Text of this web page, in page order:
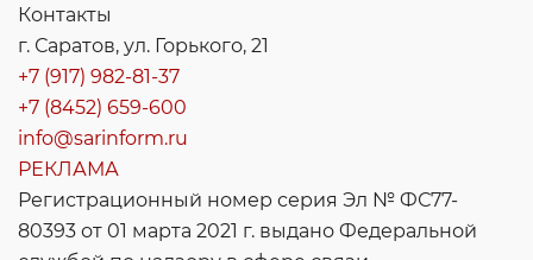
Контакты
г. Саратов, ул. Горького, 21
+7 (917) 982-81-37
+7 (8452) 659-600
info@sarinform.ru
РЕКЛАМА
Регистрационный номер серия Эл № ФС77-
80393 от 01 марта 2021 г. выдано Федеральной